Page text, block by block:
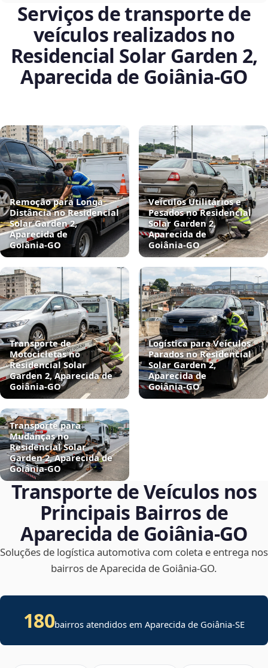
Serviços de transporte de
veículos realizados no
Residencial Solar Garden 2,
Aparecida de Goiânia‑GO
Remoção para Longa
Distância no Residencial
Solar Garden 2,
Aparecida de
Goiânia‑GO
Veículos Utilitários e
Pesados no Residencial
Solar Garden 2,
Aparecida de
Goiânia‑GO
Transporte de
Motocicletas no
Residencial Solar
Garden 2, Aparecida de
Goiânia‑GO
Logística para Veículos
Parados no Residencial
Solar Garden 2,
Aparecida de
Goiânia‑GO
Transporte para
Mudanças no
Residencial Solar
Garden 2, Aparecida de
Goiânia‑GO
Transporte de Veículos nos
Principais Bairros de
Aparecida de Goiânia‑GO
Soluções de logística automotiva com coleta e entrega nos
bairros de Aparecida de Goiânia‑GO.
180bairros atendidos emAparecida de Goiânia-SE